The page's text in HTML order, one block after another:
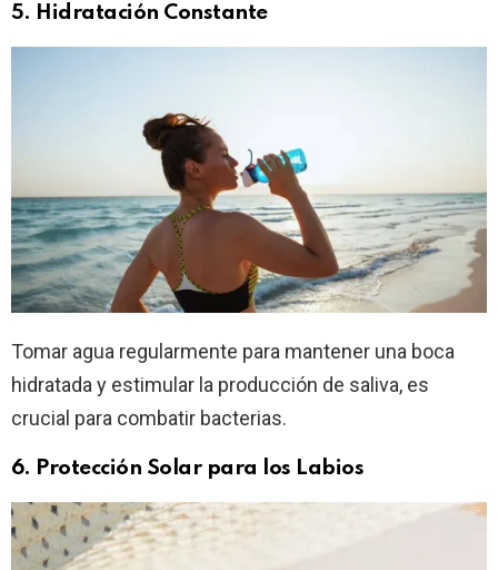
5. Hidratación Constante
Tomar agua regularmente para mantener una boca
hidratada y estimular la producción de saliva, es
crucial para combatir bacterias.
6. Protección Solar para los Labios